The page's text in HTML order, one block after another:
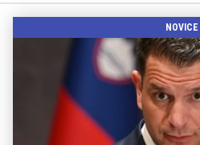
NOVICE